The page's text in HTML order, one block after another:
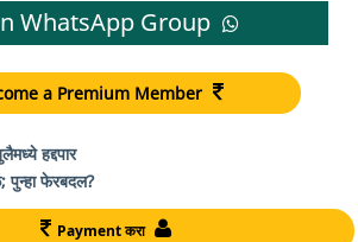
WhatsApp Group
a Premium Member
हद्दपार
पुन्हा फेरबदल?
Payment करा